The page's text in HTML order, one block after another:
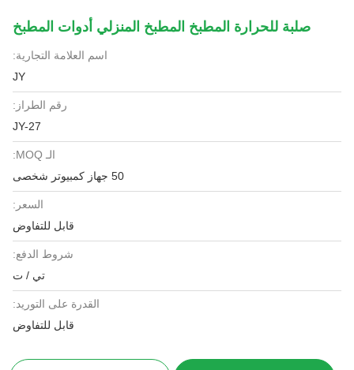
صلبة للحرارة المطبخ المطبخ المنزلي أدوات المطبخ
اسم العلامة التجارية:
JY
رقم الطراز:
JY-27
الـ MOQ:
50 جهاز كمبيوتر شخصى
السعر:
قابل للتفاوض
شروط الدفع:
تي / ت
القدرة على التوريد:
قابل للتفاوض